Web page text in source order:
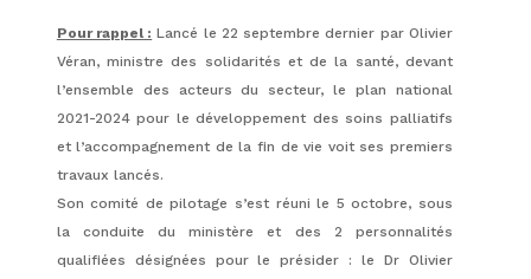
Pour rappel : Lancé le 22 septembre dernier par Olivier
Véran, ministre des solidarités et de la santé, devant
l’ensemble des acteurs du secteur, le plan national
2021-2024 pour le développement des soins palliatifs
et l’accompagnement de la fin de vie voit ses premiers
travaux lancés.
Son comité de pilotage s’est réuni le 5 octobre, sous
la conduite du ministère et des 2 personnalités
qualifiées désignées pour le présider : le Dr Olivier